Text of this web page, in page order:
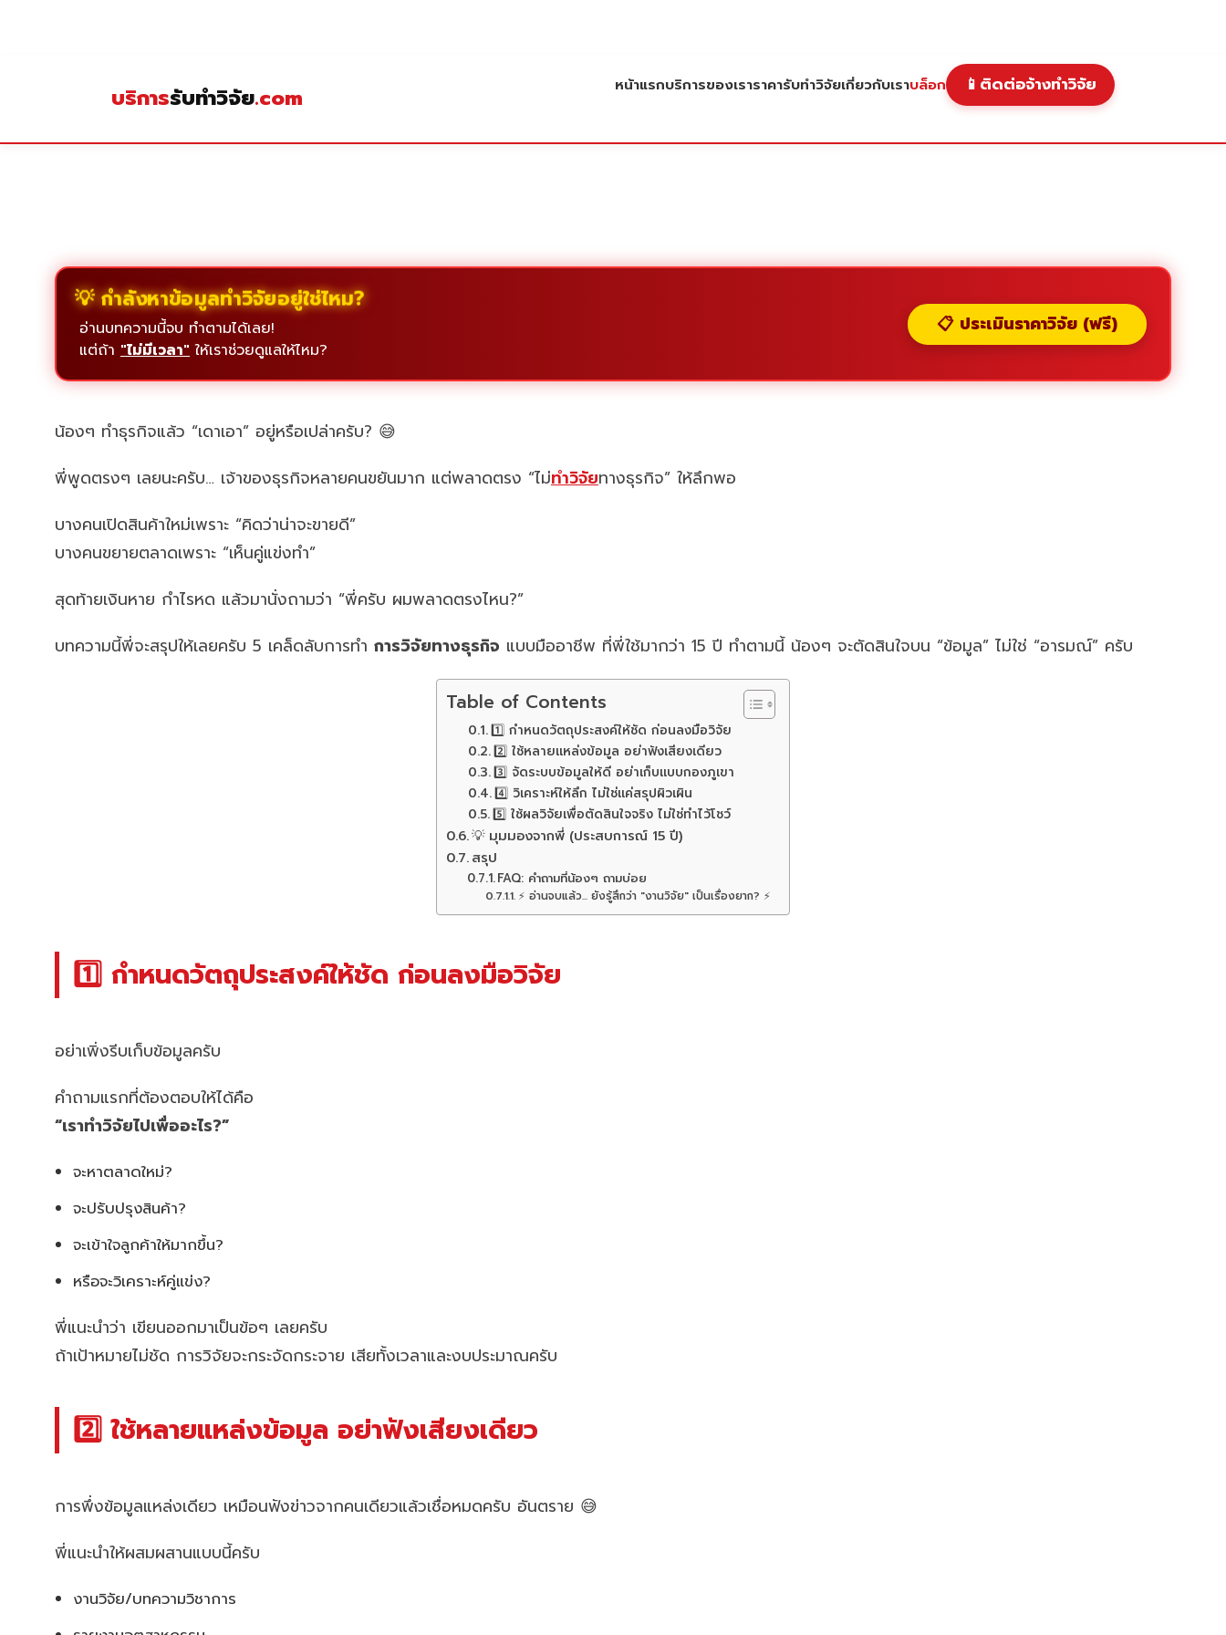
บริการรับทำวิจัย.com หน้าแรกบริการของเราราคารับทำวิจัยเกี่ยวกับเราบล็อก 📱 ติดต่อจ้างทำวิจัย
💡 กำลังหาข้อมูลทำวิจัยอยู่ใช่ไหม?
อ่านบทความนี้จบ ทำตามได้เลย!
แต่ถ้า "ไม่มีเวลา" ให้เราช่วยดูแลให้ไหม?
📋 ประเมินราคาวิจัย (ฟรี)
น้องๆ ทำธุรกิจแล้ว “เดาเอา” อยู่หรือเปล่าครับ? 😅
พี่พูดตรงๆ เลยนะครับ… เจ้าของธุรกิจหลายคนขยันมาก แต่พลาดตรง “ไม่ทำวิจัยทางธุรกิจ” ให้ลึกพอ
บางคนเปิดสินค้าใหม่เพราะ “คิดว่าน่าจะขายดี”
บางคนขยายตลาดเพราะ “เห็นคู่แข่งทำ”
สุดท้ายเงินหาย กำไรหด แล้วมานั่งถามว่า “พี่ครับ ผมพลาดตรงไหน?”
บทความนี้พี่จะสรุปให้เลยครับ 5 เคล็ดลับการทำ การวิจัยทางธุรกิจ แบบมืออาชีพ ที่พี่ใช้มากว่า 15 ปี ทำตามนี้ น้องๆ จะตัดสินใจบน “ข้อมูล” ไม่ใช่ “อารมณ์” ครับ
Table of Contents
1️⃣ กำหนดวัตถุประสงค์ให้ชัด ก่อนลงมือวิจัย
2️⃣ ใช้หลายแหล่งข้อมูล อย่าฟังเสียงเดียว
3️⃣ จัดระบบข้อมูลให้ดี อย่าเก็บแบบกองภูเขา
4️⃣ วิเคราะห์ให้ลึก ไม่ใช่แค่สรุปผิวเผิน
5️⃣ ใช้ผลวิจัยเพื่อตัดสินใจจริง ไม่ใช่ทำไว้โชว์
💡 มุมมองจากพี่ (ประสบการณ์ 15 ปี)
สรุป
FAQ: คำถามที่น้องๆ ถามบ่อย
⚡ อ่านจบแล้ว... ยังรู้สึกว่า "งานวิจัย" เป็นเรื่องยาก? ⚡
1️⃣ กำหนดวัตถุประสงค์ให้ชัด ก่อนลงมือวิจัย
อย่าเพิ่งรีบเก็บข้อมูลครับ
คำถามแรกที่ต้องตอบให้ได้คือ
“เราทำวิจัยไปเพื่ออะไร?”
จะหาตลาดใหม่?
จะปรับปรุงสินค้า?
จะเข้าใจลูกค้าให้มากขึ้น?
หรือจะวิเคราะห์คู่แข่ง?
พี่แนะนำว่า เขียนออกมาเป็นข้อๆ เลยครับ
ถ้าเป้าหมายไม่ชัด การวิจัยจะกระจัดกระจาย เสียทั้งเวลาและงบประมาณครับ
2️⃣ ใช้หลายแหล่งข้อมูล อย่าฟังเสียงเดียว
การพึ่งข้อมูลแหล่งเดียว เหมือนฟังข่าวจากคนเดียวแล้วเชื่อหมดครับ อันตราย 😅
พี่แนะนำให้ผสมผสานแบบนี้ครับ
งานวิจัย/บทความวิชาการ